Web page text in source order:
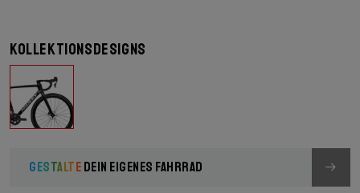
Kollektionsdesigns
GESTALTEDEIN EIGENES FAHRRAD